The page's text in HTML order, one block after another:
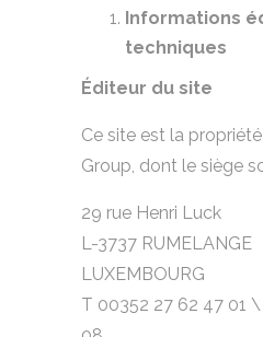
Informations
techniques
Éditeur du site
Ce site est la
Group, dont le siège
29 rue Henri Luck
L-3737 RUMELANGE
LUXEMBOURG
T 00352 27 62 47 01